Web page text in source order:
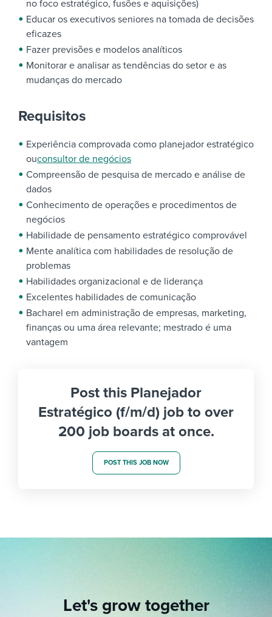
no foco estratégico, fusões e aquisições)
Educar os executivos seniores na tomada de decisões
eficazes
Fazer previsões e modelos analíticos
Monitorar e analisar as tendências do setor e as
mudanças do mercado
Requisitos
Experiência comprovada como planejador estratégico
ouconsultor de negócios
Compreensão de pesquisa de mercado e análise de
dados
Conhecimento de operações e procedimentos de
negócios
Habilidade de pensamento estratégico comprovável
Mente analítica com habilidades de resolução de
problemas
Habilidades organizacional e de liderança
Excelentes habilidades de comunicação
Bacharel em administração de empresas, marketing,
finanças ou uma área relevante; mestrado é uma
vantagem
Post this Planejador
Estratégico (f/m/d) job to over
200 job boards at once.
POST THIS JOB NOW
Let's grow together